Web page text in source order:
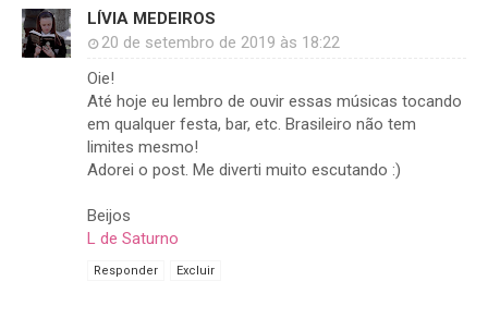
LÍVIA MEDEIROS
20 de setembro de 2019 às 18:22
Oie!
Até hoje eu lembro de ouvir essas músicas tocando
em qualquer festa, bar, etc. Brasileiro não tem
limites mesmo!
Adorei o post. Me diverti muito escutando :)
Beijos
L de Saturno
Responder Excluir